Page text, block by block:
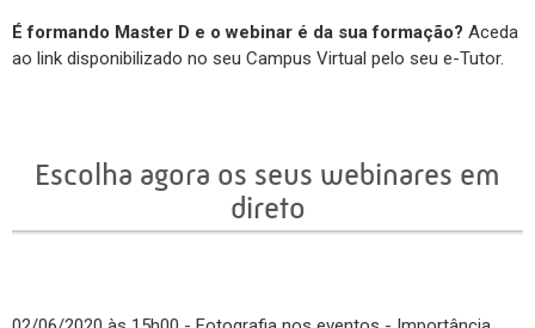
É formando Master D e o webinar é da sua formação? Aceda
ao link disponibilizado no seu Campus Virtual pelo seu e-Tutor.
Escolha agora os seus webinares em
direto